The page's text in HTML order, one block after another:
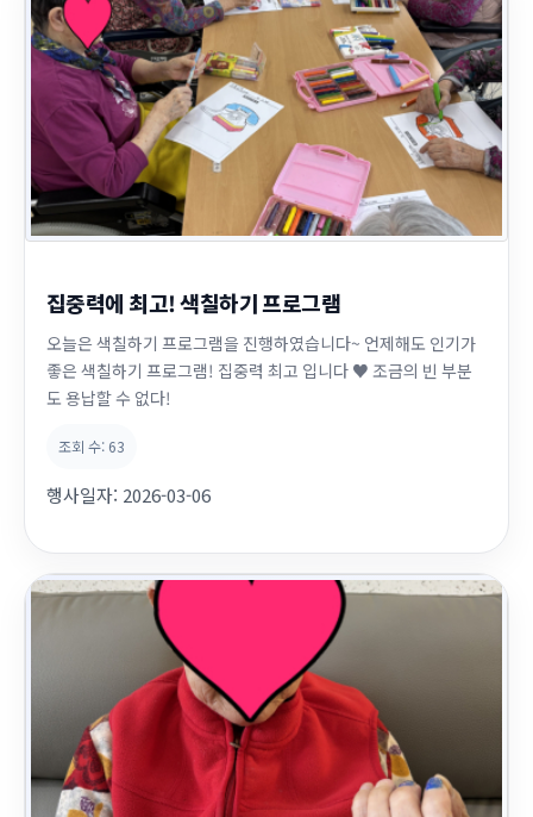
집중력에 최고! 색칠하기 프로그램
오늘은 색칠하기 프로그램을 진행하였습니다~ 언제해도 인기가
좋은 색칠하기 프로그램! 집중력 최고 입니다 ♥ 조금의 빈 부분
도 용납할 수 없다!
조회 수: 63
행사일자: 2026-03-06